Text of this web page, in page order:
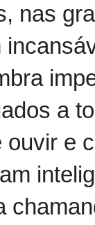
nas
a
ouvir e